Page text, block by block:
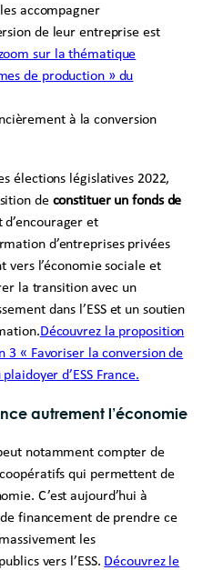
accompagner
de leur entreprise est
sur la thématique
de production » du
élections législatives 2022,
de constituer un fonds de
et
d’entreprises privées
vers l’économie sociale et
la transition avec un
dans l’ESS et un soutien
Découvrez la proposition
3 « Favoriser la conversion de
plaidoyer d’ESS France.
autrement l’économie
notamment compter de
qui permettent de
C’est aujourd’hui à
de financement de prendre ce
les
vers l’ESS. Découvrez le